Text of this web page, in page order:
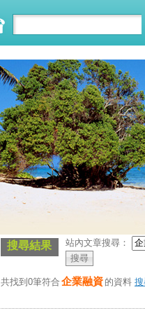
搜尋結果 站內文章搜尋：
共找到0筆符合 企業融資 的資料